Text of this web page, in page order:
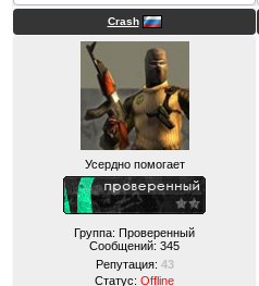
Crash
Усердно помогает
Группа: Проверенный
Сообщений: 345
Репутация: 43
Статус: Offline